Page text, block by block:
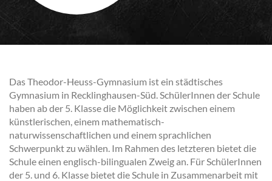
Das Theodor-Heuss-Gymnasium ist ein städtisches
Gymnasium in Recklinghausen-Süd. SchülerInnen der Schule
haben ab der 5. Klasse die Möglichkeit zwischen einem
künstlerischen, einem mathematisch-
naturwissenschaftlichen und einem sprachlichen
Schwerpunkt zu wählen. Im Rahmen des letzteren bietet die
Schule einen englisch-bilingualen Zweig an. Für SchülerInnen
der 5. und 6. Klasse bietet die Schule in Zusammenarbeit mit